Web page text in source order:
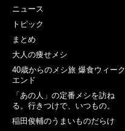
ニュース
トピック
まとめ
大人の痩せメシ
40歳からのメシ旅 爆食ウィーク
エンド
「あの人」の定番メシを訪ね
る。行きつけで、いつもの。
稲田俊輔のうまいものだらけ